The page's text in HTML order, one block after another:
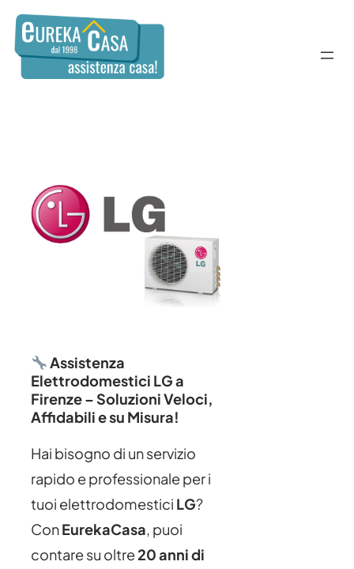
Assistenza
Elettrodomestici LG a
Firenze – Soluzioni Veloci,
Affidabili e su Misura!
Hai bisogno di un servizio
rapido e professionale per i
tuoi elettrodomestici LG?
ConEurekaCasa, puoi
contare su oltre20 anni di